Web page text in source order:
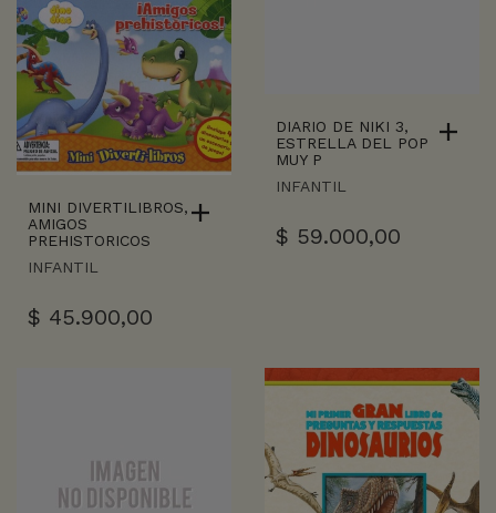
MINI DIVERTILIBROS,
AMIGOS
PREHISTORICOS
INFANTIL
$ 45.900,00
DIARIO DE NIKI 3,
ESTRELLA DEL POP
MUY P
INFANTIL
$ 59.000,00